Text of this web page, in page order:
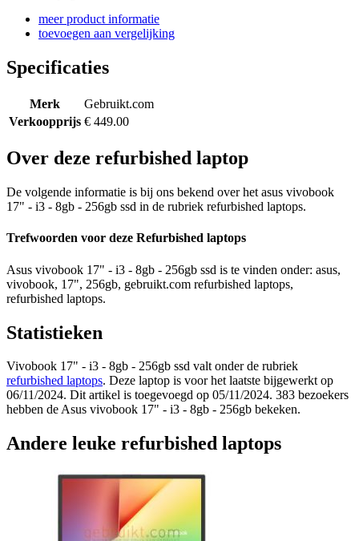
meer product informatie
toevoegen aan vergelijking
Specificaties
Merk
Gebruikt.com
Verkoopprijs € 449.00
Over deze refurbished laptop
De volgende informatie is bij ons bekend over het asus vivobook
17" - i3 - 8gb - 256gb ssd in de rubriek refurbished laptops.
Trefwoorden voor deze Refurbished laptops
Asus vivobook 17" - i3 - 8gb - 256gb ssd is te vinden onder: asus,
vivobook, 17", 256gb, gebruikt.com refurbished laptops,
refurbished laptops.
Statistieken
Vivobook 17" - i3 - 8gb - 256gb ssd valt onder de rubriek
refurbished laptops. Deze laptop is voor het laatste bijgewerkt op
06/11/2024. Dit artikel is toegevoegd op 05/11/2024. 383 bezoekers
hebben de Asus vivobook 17" - i3 - 8gb - 256gb bekeken.
Andere leuke refurbished laptops